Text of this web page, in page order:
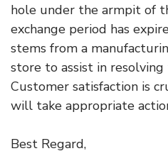
hole under the armpit of
exchange period has
stems from a
store to assist in
Customer satisfaction is
will take appropriate
Best Regard,